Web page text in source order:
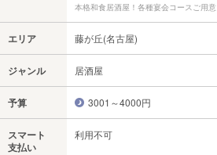
本格和食居酒屋！各種宴会コースご用意
エリア 藤が丘(名古屋)
ジャンル 居酒屋
予算 3001～4000円
スマート
支払い
利用不可